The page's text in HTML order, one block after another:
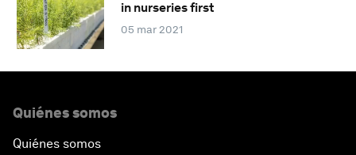
in nurseries first
05 mar 2021
Quiénes somos
Quiénes somos